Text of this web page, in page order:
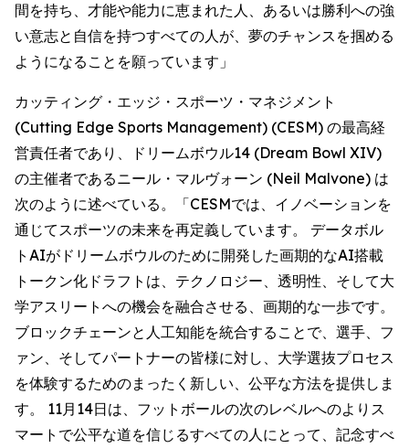
間を持ち、才能や能力に恵まれた人、あるいは勝利への強
い意志と自信を持つすべての人が、夢のチャンスを掴める
ようになることを願っています」
カッティング・エッジ・スポーツ・マネジメント
(Cutting Edge Sports Management) (CESM) の最高経
営責任者であり、ドリームボウル14 (Dream Bowl XIV)
の主催者であるニール・マルヴォーン (Neil Malvone) は
次のように述べている。「CESMでは、イノベーションを
通じてスポーツの未来を再定義しています。 データボル
トAIがドリームボウルのために開発した画期的なAI搭載
トークン化ドラフトは、テクノロジー、透明性、そして大
学アスリートへの機会を融合させる、画期的な一歩です。
ブロックチェーンと人工知能を統合することで、選手、フ
ァン、そしてパートナーの皆様に対し、大学選抜プロセス
を体験するためのまったく新しい、公平な方法を提供しま
す。 11月14日は、フットボールの次のレベルへのよりス
マートで公平な道を信じるすべての人にとって、記念すべ